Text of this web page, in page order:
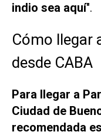
indio sea aquí".
Cómo llegar
desde CABA
Para llegar a
Ciudad de
recomendada